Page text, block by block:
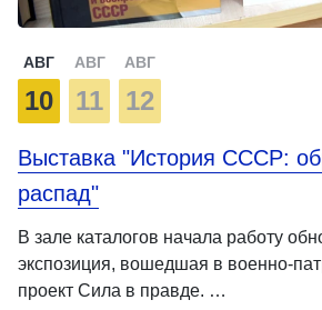
АВГ
10
АВГ
11
АВГ
12
Выставка "История СССР:
распад"
В зале каталогов начала работу
экспозиция, вошедшая в военно-
проект Сила в правде. …